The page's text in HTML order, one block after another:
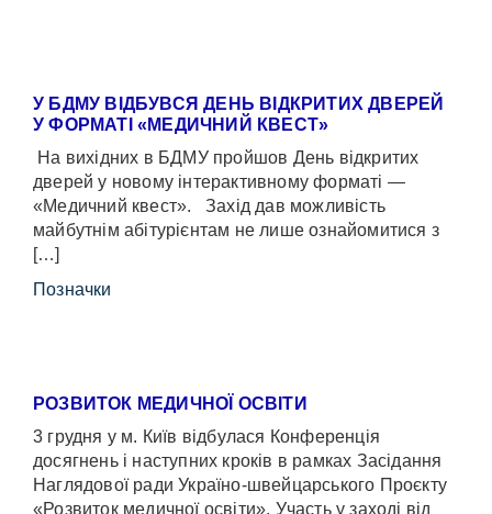
У БДМУ ВІДБУВСЯ ДЕНЬ ВІДКРИТИХ ДВЕРЕЙ
У ФОРМАТІ «МЕДИЧНИЙ КВЕСТ»
На вихідних в БДМУ пройшов День відкритих
дверей у новому інтерактивному форматі —
«Медичний квест». Захід дав можливість
майбутнім абітурієнтам не лише ознайомитися з
[…]
Позначки
РОЗВИТОК МЕДИЧНОЇ ОСВІТИ
3 грудня у м. Київ відбулася Конференція
досягнень і наступних кроків в рамках Засідання
Наглядової ради Україно-швейцарського Проєкту
«Розвиток медичної освіти». Участь у заході від